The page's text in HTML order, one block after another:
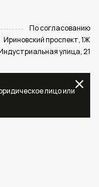
По согласованию
Ириновский проспект, 1Ж
улица, 21
лицо или